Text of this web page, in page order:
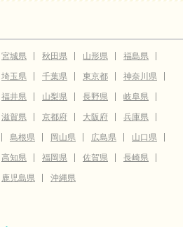
宮城県 秋田県 山形県
福島県
埼玉県 千葉県 東京都
神奈川県
福井県 山梨県 長野県
岐阜県
滋賀県 京都府 大阪府
兵庫県
島根県 岡山県 広島県
山口県
高知県 福岡県 佐賀県
長崎県
鹿児島県 沖縄県